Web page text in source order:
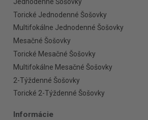
Torické Jednodenné Šošovky
Multifokálne Jednodenné Šošovky
Mesačné Šošovky
Torické Mesačné Šošovky
Multifokálne Mesačné Šošovky
2-Týždenné Šošovky
Torické 2-Týždenné Šošovky
Informácie